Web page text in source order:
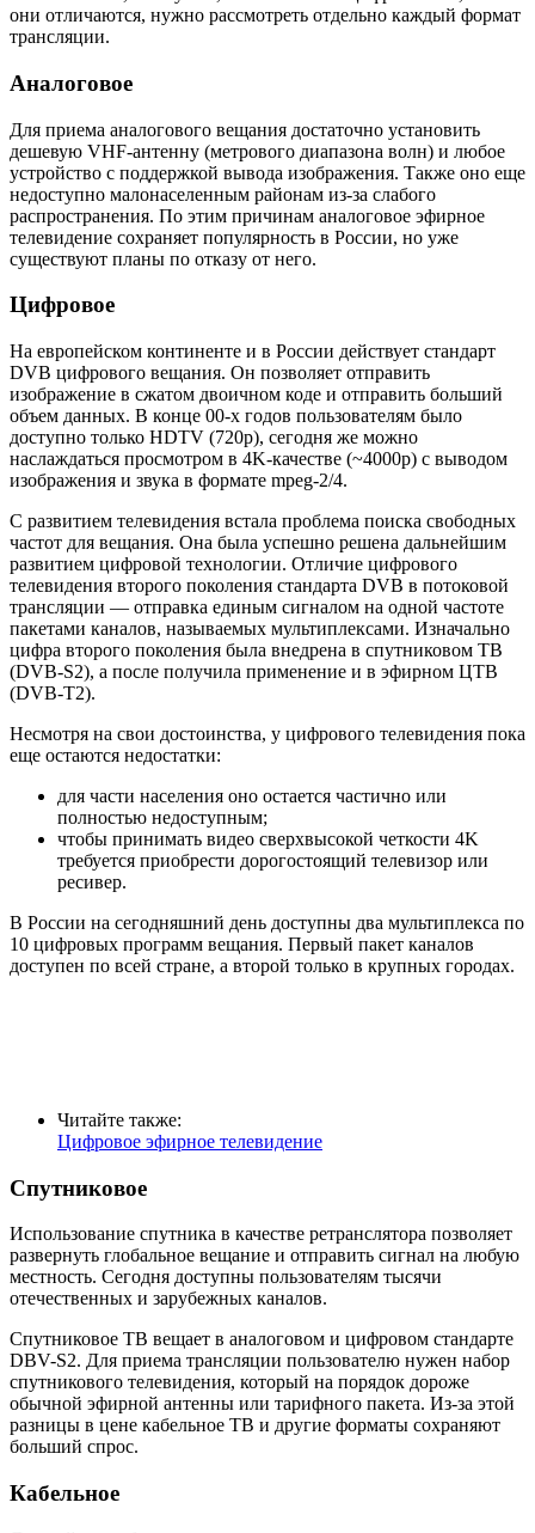
они отличаются, нужно рассмотреть отдельно каждый формат
трансляции.
Аналоговое
Для приема аналогового вещания достаточно установить
дешевую VHF-антенну (метрового диапазона волн) и любое
устройство с поддержкой вывода изображения. Также оно еще
недоступно малонаселенным районам из-за слабого
распространения. По этим причинам аналоговое эфирное
телевидение сохраняет популярность в России, но уже
существуют планы по отказу от него.
Цифровое
На европейском континенте и в России действует стандарт
DVB цифрового вещания. Он позволяет отправить
изображение в сжатом двоичном коде и отправить больший
объем данных. В конце 00-х годов пользователям было
доступно только HDTV (720p), сегодня же можно
наслаждаться просмотром в 4K-качестве (~4000p) с выводом
изображения и звука в формате mpeg-2/4.
С развитием телевидения встала проблема поиска свободных
частот для вещания. Она была успешно решена дальнейшим
развитием цифровой технологии. Отличие цифрового
телевидения второго поколения стандарта DVB в потоковой
трансляции — отправка единым сигналом на одной частоте
пакетами каналов, называемых мультиплексами. Изначально
цифра второго поколения была внедрена в спутниковом ТВ
(DVB-S2), а после получила применение и в эфирном ЦТВ
(DVB-T2).
Несмотря на свои достоинства, у цифрового телевидения пока
еще остаются недостатки:
для части населения оно остается частично или
полностью недоступным;
чтобы принимать видео сверхвысокой четкости 4K
требуется приобрести дорогостоящий телевизор или
ресивер.
В России на сегодняшний день доступны два мультиплекса по
10 цифровых программ вещания. Первый пакет каналов
доступен по всей стране, а второй только в крупных городах.
Читайте также:
Цифровое эфирное телевидение
Спутниковое
Использование спутника в качестве ретранслятора позволяет
развернуть глобальное вещание и отправить сигнал на любую
местность. Сегодня доступны пользователям тысячи
отечественных и зарубежных каналов.
Спутниковое ТВ вещает в аналоговом и цифровом стандарте
DBV-S2. Для приема трансляции пользователю нужен набор
спутникового телевидения, который на порядок дороже
обычной эфирной антенны или тарифного пакета. Из-за этой
разницы в цене кабельное ТВ и другие форматы сохраняют
больший спрос.
Кабельное